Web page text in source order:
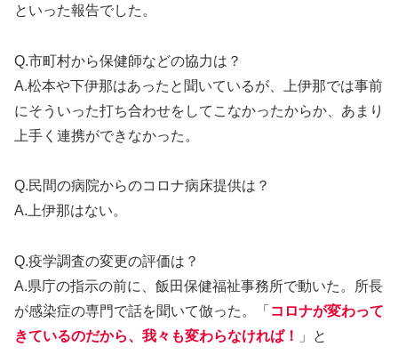
といった報告でした。
Q.市町村から保健師などの協力は？
A.松本や下伊那はあったと聞いているが、上伊那では事前
にそういった打ち合わせをしてこなかったからか、あまり
上手く連携ができなかった。
Q.民間の病院からのコロナ病床提供は？
A.上伊那はない。
Q.疫学調査の変更の評価は？
A.県庁の指示の前に、飯田保健福祉事務所で動いた。所長
が感染症の専門で話を聞いて倣った。「 コロナが変わって
きているのだから、我々も変わらなければ！
」と